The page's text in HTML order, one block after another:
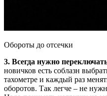
Обороты до отсечки
3. Всегда нужно
новичков есть соблазн
тахометре и каждый раз
оборотов. Так легче – не